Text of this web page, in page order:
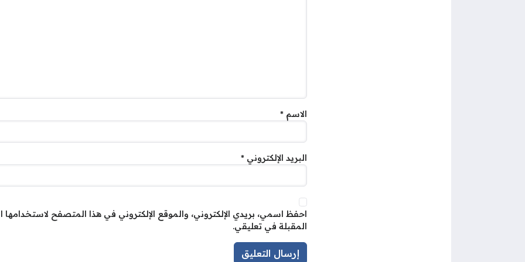
الاسم *
البريد الإلكتروني *
احفظ اسمي، بريدي الإلكتروني، والموقع الإلكتروني في هذا المتصفح لاستخدامها
المقبلة في تعليقي.